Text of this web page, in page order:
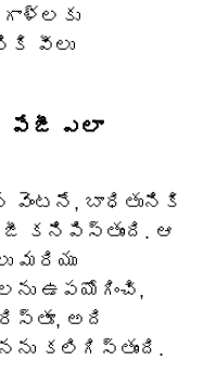
వీలు
పేజీ ఎలా
వెంటనే, బాధితునికి
కనిపిస్తుంది. ఆ
మరియు
ఉపయోగించి,
అది
కలిగిస్తుంది.